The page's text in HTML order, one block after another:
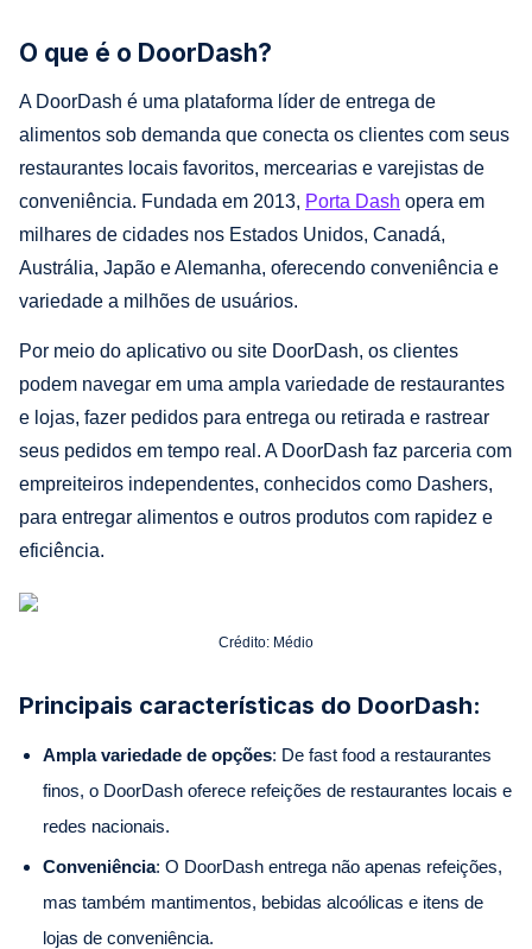
O que é o DoorDash?
A DoorDash é uma plataforma líder de entrega de
alimentos sob demanda que conecta os clientes com seus
restaurantes locais favoritos, mercearias e varejistas de
conveniência. Fundada em 2013, Porta Dash opera em
milhares de cidades nos Estados Unidos, Canadá,
Austrália, Japão e Alemanha, oferecendo conveniência e
variedade a milhões de usuários.
Por meio do aplicativo ou site DoorDash, os clientes
podem navegar em uma ampla variedade de restaurantes
e lojas, fazer pedidos para entrega ou retirada e rastrear
seus pedidos em tempo real. A DoorDash faz parceria com
empreiteiros independentes, conhecidos como Dashers,
para entregar alimentos e outros produtos com rapidez e
eficiência.
Crédito: Médio
Principais características do DoorDash:
Ampla variedade de opções: De fast food a restaurantes
finos, o DoorDash oferece refeições de restaurantes locais e
redes nacionais.
Conveniência: O DoorDash entrega não apenas refeições,
mas também mantimentos, bebidas alcoólicas e itens de
lojas de conveniência.